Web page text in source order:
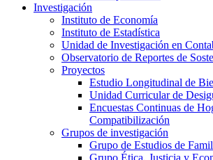
Investigación
Instituto de Economía
Instituto de Estadística
Unidad de Investigación en
Observatorio de Reportes de
Proyectos
Estudio Longitudinal de
Unidad Curricular de
Encuestas Continuas de
Compatibilización
Grupos de investigación
Grupo de Estudios de
Grupo Ética, Justicia y